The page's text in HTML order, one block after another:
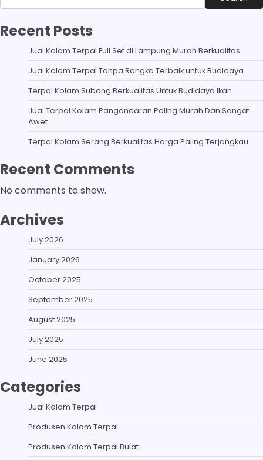
Recent Posts
Jual Kolam Terpal Full Set di Lampung Murah Berkualitas
Jual Kolam Terpal Tanpa Rangka Terbaik untuk Budidaya
Terpal Kolam Subang Berkualitas Untuk Budidaya Ikan
Jual Terpal Kolam Pangandaran Paling Murah Dan Sangat
Awet
Terpal Kolam Serang Berkualitas Harga Paling Terjangkau
Recent Comments
No comments to show.
Archives
July 2026
January 2026
October 2025
September 2025
August 2025
July 2025
June 2025
Categories
Jual Kolam Terpal
Produsen Kolam Terpal
Produsen Kolam Terpal Bulat